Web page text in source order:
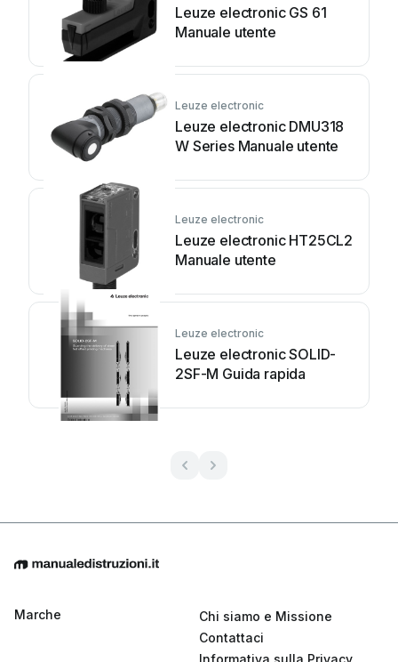
Leuze electronic GS 61
Manuale utente
Leuze electronic
Leuze electronic DMU318
W Series Manuale utente
Leuze electronic
Leuze electronic HT25CL2
Manuale utente
Leuze electronic
Leuze electronic SOLID-
2SF-M Guida rapida
Marche
Chi siamo e Missione
Contattaci